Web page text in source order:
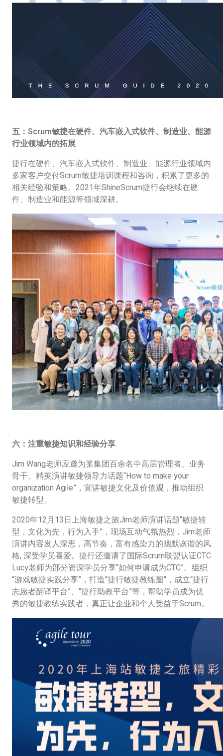
五：Scrum敏捷在硬件、汽车嵌入式软件、制造业、能源
行业领域内的拓展
捷行在硬件、汽车嵌入式软件、制造业、能源行业领域内
多家客户交付Scrum敏捷培训课程和咨询，积累了更多的
相关经验和策略。2021年ShineScrum捷行会继续在硬
件、制造业和能源等领域深耕。
六： 注重敏捷知识和经验分享
Jim Wang老师应邀为某集团百余名中高层管理者、业务
骨干、精英演讲敏捷领导力话题“How to make your
organization Agile”，宣讲敏捷文化及价值观，推动组织
敏捷转型。
2020年12月13日上海敏捷之旅Jim老师演讲话题“敏捷转
型，文化为先，行为入手”，现场互动气氛热烈，Jim老师
演讲内容发人深思，高节奏，富有感染力的幽默诙谐的风
格, 深受学员喜爱。捷行还邀请了国际Scrum联盟认证CTC
Lucy老师为部分资深学员分享“如何申请成为CTC”。组织
“游戏敏捷实践分享”，打造“捷行敏捷教练圈”，成立“捷行
志愿者翻译平台”、“捷行助教平台”等，帮助学员成为优
秀的敏捷教练实践者，真正让企业和个人受益于Scrum。